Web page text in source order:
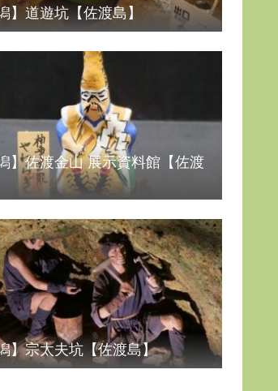
】道遊坑【佐渡島】
】佐渡金山 展示資料館【佐渡
】宗太夫坑【佐渡島】